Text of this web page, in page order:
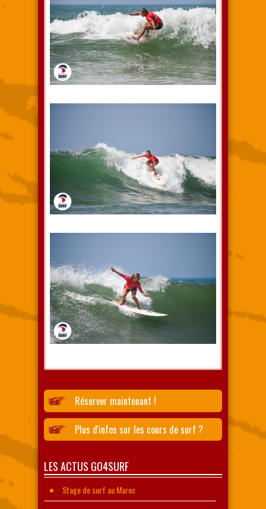
Réserver maintenant !
Plus d'infos sur les cours de surf ?
LES ACTUS GO4SURF
Stage de surf au Maroc